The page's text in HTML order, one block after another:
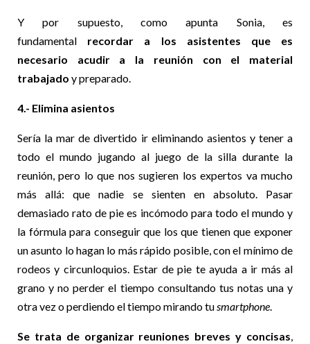
Y por supuesto, como apunta Sonia, es
fundamental recordar a los asistentes que es
necesario acudir a la reunión con el material
trabajado y preparado.
4.- Elimina asientos
Sería la mar de divertido ir eliminando asientos y tener a
todo el mundo jugando al juego de la silla durante la
reunión, pero lo que nos sugieren los expertos va mucho
más allá: que nadie se sienten en absoluto. Pasar
demasiado rato de pie es incómodo para todo el mundo y
la fórmula para conseguir que los que tienen que exponer
un asunto lo hagan lo más rápido posible, con el mínimo de
rodeos y circunloquios. Estar de pie te ayuda a ir más al
grano y no perder el tiempo consultando tus notas una y
otra vez o perdiendo el tiempo mirando tusmartphone.
Se trata de organizar reuniones breves y concisas,